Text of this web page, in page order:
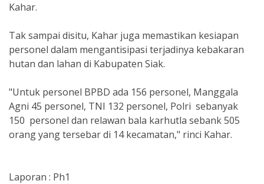
Kahar.
Tak sampai disitu, Kahar juga memastikan kesiapan
personel dalam mengantisipasi terjadinya kebakaran
hutan dan lahan di Kabupaten Siak.
"Untuk personel BPBD ada 156 personel, Manggala
Agni 45 personel, TNI 132 personel, Polri sebanyak
150 personel dan relawan bala karhutla sebank 505
orang yang tersebar di 14 kecamatan," rinci Kahar.
Laporan : Ph1